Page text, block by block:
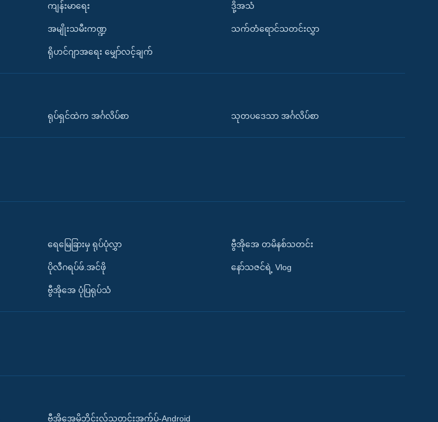
ကျန်းမာရေး
အမျိုးသမီးကဏ္ဍ
ရိုဟင်ဂျာအရေး မျှော်လင့်ချက်
ဒို့အသံ
သက်တံရောင်သတင်းလွှာ
ရုပ်ရှင်ထဲက အင်္ဂလိပ်စာ သုတပဒေသာ အင်္ဂလိပ်စာ
ရေမြေခြားမှ ရုပ်ပုံလွှာ
ပိုလီဂရပ်ဖ်.အင်ဖို
ဗွီအိုအေ ပုံပြရုပ်သံ
ဗွီအိုအေ တမိနစ်သတင်း
နော်သဇင်ရဲ့ Vlog
ဗွီအိုအေမိုဘိုင်းလ်သတင်းအက်ပ်-Android